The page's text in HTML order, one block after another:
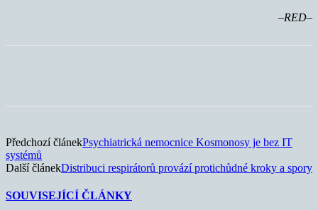
–RED–
Předchozí článekPsychiatrická nemocnice Kosmonosy je bez IT
systémů
Další článekDistribuci respirátorů provází protichůdné kroky a spory
SOUVISEJÍCÍ ČLÁNKY